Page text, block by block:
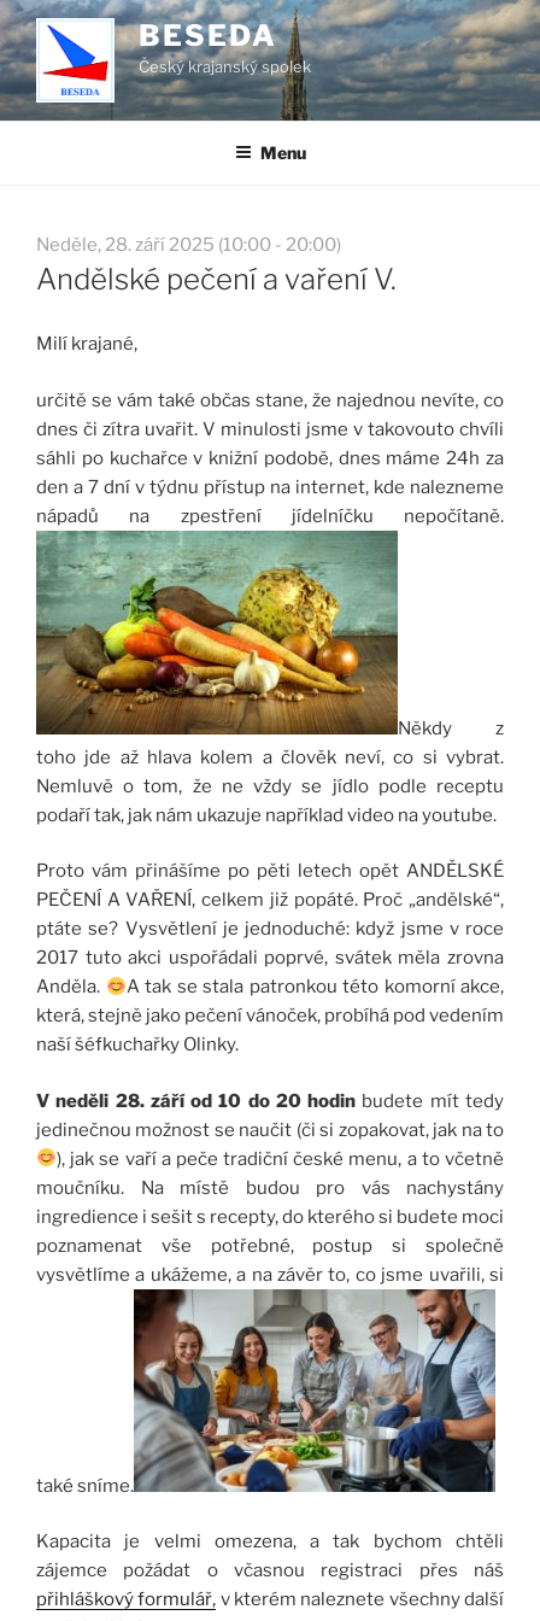
Přejít
k
obsahu
webu
BESEDA
Český krajanský spolek
Menu
Neděle, 28. září 2025 (10:00 - 20:00)
Andělské pečení a vaření V.
Milí krajané,
určitě se vám také občas stane, že najednou nevíte, co
dnes či zítra uvařit. V minulosti jsme v takovouto chvíli
sáhli po kuchařce v knižní podobě, dnes máme 24h za
den a 7 dní v týdnu přístup na internet, kde nalezneme
nápadů na zpestření jídelníčku nepočítaně.
Někdy z
toho jde až hlava kolem a člověk neví, co si vybrat.
Nemluvě o tom, že ne vždy se jídlo podle receptu
podaří tak, jak nám ukazuje například video na youtube.
Proto vám přinášíme po pěti letech opět ANDĚLSKÉ
PEČENÍ A VAŘENÍ, celkem již popáté. Proč „andělské“,
ptáte se? Vysvětlení je jednoduché: když jsme v roce
2017 tuto akci uspořádali poprvé, svátek měla zrovna
Anděla.
A tak se stala patronkou této komorní akce,
která, stejně jako pečení vánoček, probíhá pod vedením
naší šéfkuchařky Olinky.
V neděli 28. září od 10 do 20 hodin budete mít tedy
jedinečnou možnost se naučit (či si zopakovat, jak na to
), jak se vaří a peče tradiční české menu, a to včetně
moučníku. Na místě budou pro vás nachystány
ingredience i sešit s recepty, do kterého si budete moci
poznamenat vše potřebné, postup si společně
vysvětlíme a ukážeme, a na závěr to, co jsme uvařili, si
také sníme.
Kapacita je velmi omezena, a tak bychom chtěli
zájemce požádat o včasnou registraci přes náš
přihláškový formulář, v kterém naleznete všechny další